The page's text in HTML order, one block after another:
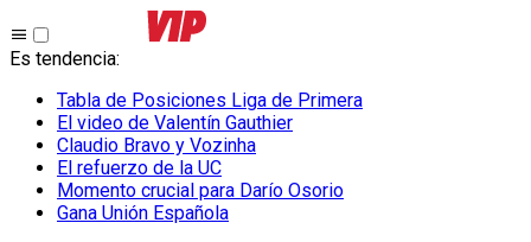
Es tendencia:
Tabla de Posiciones Liga de Primera
El video de Valentín Gauthier
Claudio Bravo y Vozinha
El refuerzo de la UC
Momento crucial para Darío Osorio
Gana Unión Española